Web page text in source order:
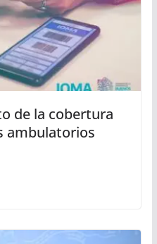
de la cobertura
ambulatorios